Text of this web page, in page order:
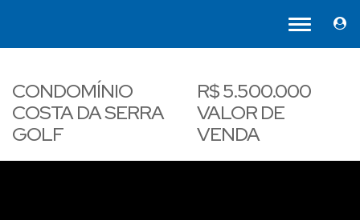
CONDOMÍNIO
COSTA DA SERRA
GOLF
R$5.500.000
VALOR DE
VENDA